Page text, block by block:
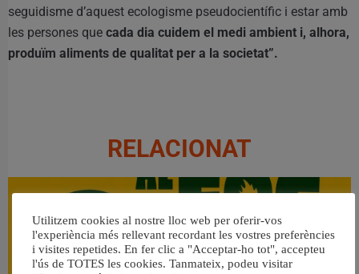
seguidisme d’aquest ecologisme pseudocientífic i estar amb
les persones que cada dia cuidem el medi ambient i, alhora,
produïm aliments de qualitat per a la societat”.
RELACIONAT
Utilitzem cookies al nostre lloc web per oferir-vos
l'experiència més rellevant recordant les vostres preferències
i visites repetides. En fer clic a "Acceptar-ho tot", accepteu
l'ús de TOTES les cookies. Tanmateix, podeu visitar